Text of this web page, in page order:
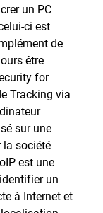
un PC
ci est
de
être
for
via
sur une
la société
est une
un
à Internet et